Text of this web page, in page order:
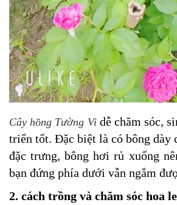
Cây hồng Tường Vidễ chăm sóc,
triển tốt. Đặc biệt là có bông dày
đặc trưng, bông hơi rủ xuống
bạn đứng phía dưới vẫn ngắm
2. cách trồng và chăm sóc hoa